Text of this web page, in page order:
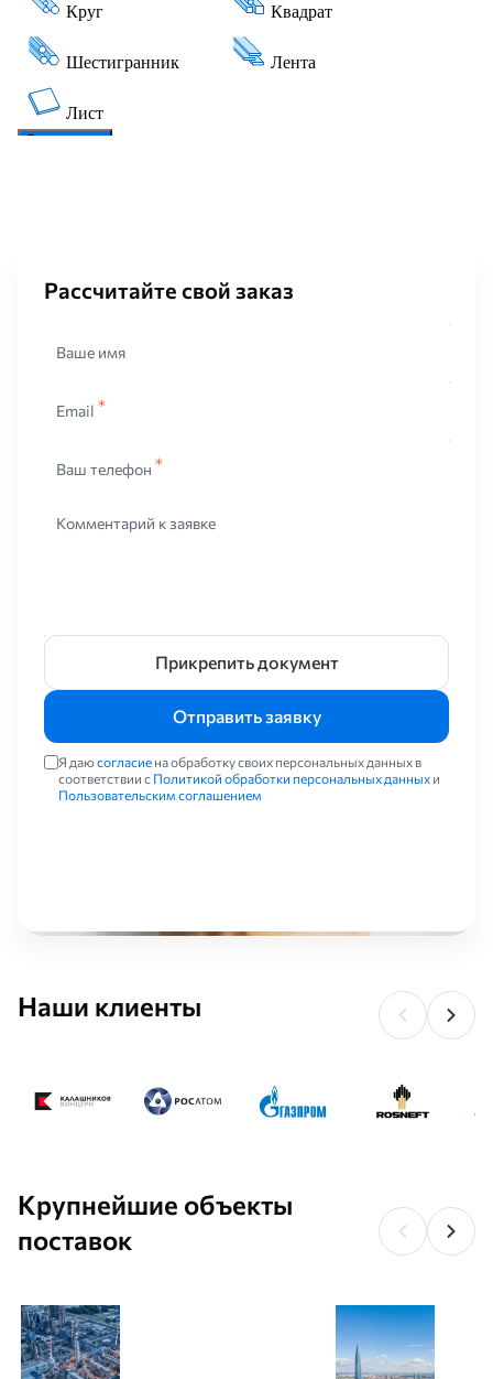
Рассчитайте свой заказ
Ваше имя
Email
Ваш телефон
Комментарий к заявке
Прикрепить документ
Отправить заявку
Я даюсогласие на обработку своих персональных данных в
соответствии с Политикой обработки персональных данных и
Пользовательским соглашением
Наши клиенты
Крупнейшие объекты
поставок